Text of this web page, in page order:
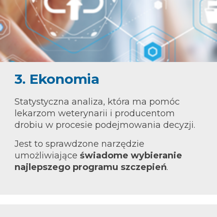
3. Ekonomia
Statystyczna analiza, która ma pomóc
lekarzom weterynarii i producentom
drobiu w procesie podejmowania decyzji.
Jest to sprawdzone narzędzie
umożliwiające świadome wybieranie
najlepszego programu szczepień.